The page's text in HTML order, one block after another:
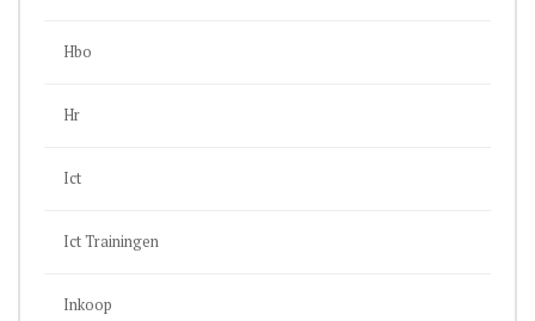
Hbo
Hr
Ict
Ict Trainingen
Inkoop